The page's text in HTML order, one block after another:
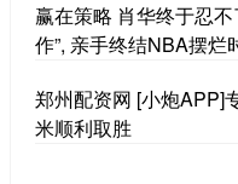
赢在策略 肖华终于忍
作”, 亲手终结NBA摆烂
郑州配资网 [小炮APP]
米顺利取胜